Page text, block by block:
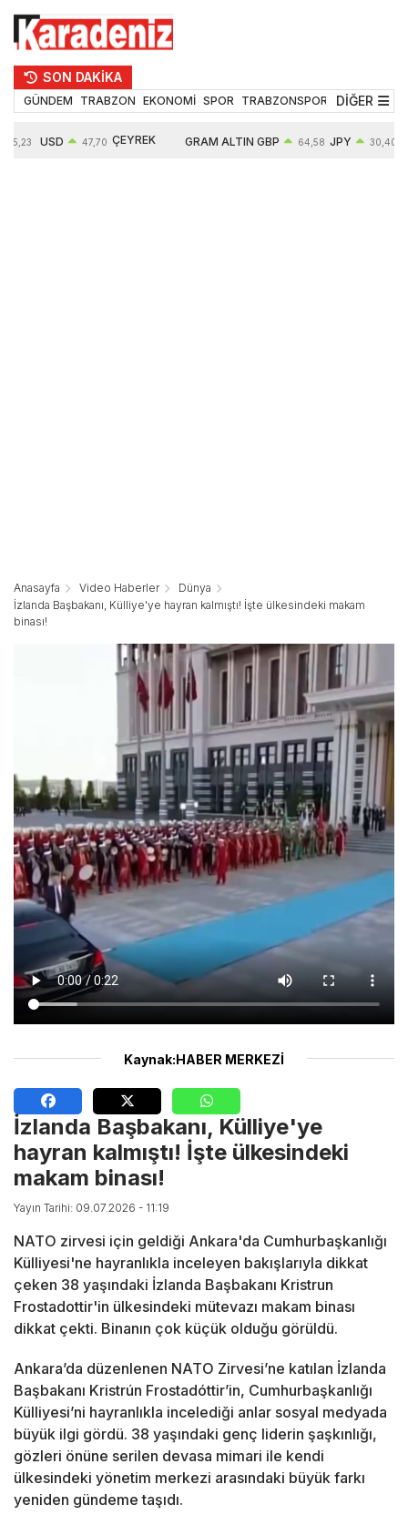
SON DAKİKA
GÜNDEM TRABZON EKONOMİ SPOR TRABZONSPOR TEKNOLOJİ
DİĞER
USD 47,70 ÇEYREK GRAM ALTIN GBP 64,58 JPY 30,40
Anasayfa Video Haberler
Dünya
İzlanda Başbakanı, Külliye'ye hayran kalmıştı! İşte ülkesindeki makam
binası!
Kaynak:HABER MERKEZİ
İzlanda Başbakanı, Külliye'ye
hayran kalmıştı! İşte ülkesindeki
makam binası!
Yayın Tarihi: 09.07.2026 - 11:19
NATO zirvesi için geldiği Ankara'da Cumhurbaşkanlığı
Külliyesi'ne hayranlıkla inceleyen bakışlarıyla dikkat
çeken 38 yaşındaki İzlanda Başbakanı Kristrun
Frostadottir'in ülkesindeki mütevazı makam binası
dikkat çekti. Binanın çok küçük olduğu görüldü.
Ankara’da düzenlenen NATO Zirvesi’ne katılan İzlanda
Başbakanı Kristrún Frostadóttir’in, Cumhurbaşkanlığı
Külliyesi’ni hayranlıkla incelediği anlar sosyal medyada
büyük ilgi gördü. 38 yaşındaki genç liderin şaşkınlığı,
gözleri önüne serilen devasa mimari ile kendi
ülkesindeki yönetim merkezi arasındaki büyük farkı
yeniden gündeme taşıdı.